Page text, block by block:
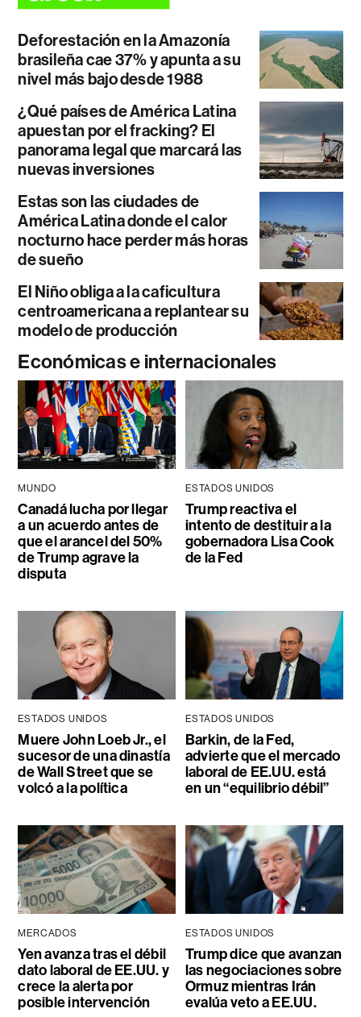
Deforestación en la Amazonía
brasileña cae 37% y apunta a su
nivel más bajo desde 1988
¿Qué países de América Latina
apuestan por el fracking? El
panorama legal que marcará las
nuevas inversiones
Estas son las ciudades de
América Latina donde el calor
nocturno hace perder más horas
de sueño
El Niño obliga a la caficultura
centroamericana a replantear su
modelo de producción
Económicas e internacionales
MUNDO
Canadá lucha por llegar
a un acuerdo antes de
que el arancel del 50%
de Trump agrave la
disputa
ESTADOS UNIDOS
Trump reactiva el
intento de destituir a la
gobernadora Lisa Cook
de la Fed
ESTADOS UNIDOS
Muere John Loeb Jr., el
sucesor de una dinastía
de Wall Street que se
volcó a la política
ESTADOS UNIDOS
Barkin, de la Fed,
advierte que el mercado
laboral de EE.UU. está
en un “equilibrio débil”
MERCADOS
Yen avanza tras el débil
dato laboral de EE.UU. y
crece la alerta por
posible intervención
ESTADOS UNIDOS
Trump dice que avanzan
las negociaciones sobre
Ormuz mientras Irán
evalúa veto a EE.UU.